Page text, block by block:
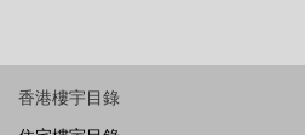
香港樓宇目錄